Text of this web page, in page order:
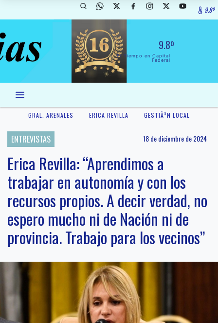
9.8º
9.8º
El Tiempo en Capital
Federal
GRAL. ARENALES ERICA REVILLA GESTIÃ³N LOCAL
ENTREVISTAS 18 de diciembre de 2024
Erica Revilla: “Aprendimos a
trabajar en autonomía y con los
recursos propios. A decir verdad, no
espero mucho ni de Nación ni de
provincia. Trabajo para los vecinos”